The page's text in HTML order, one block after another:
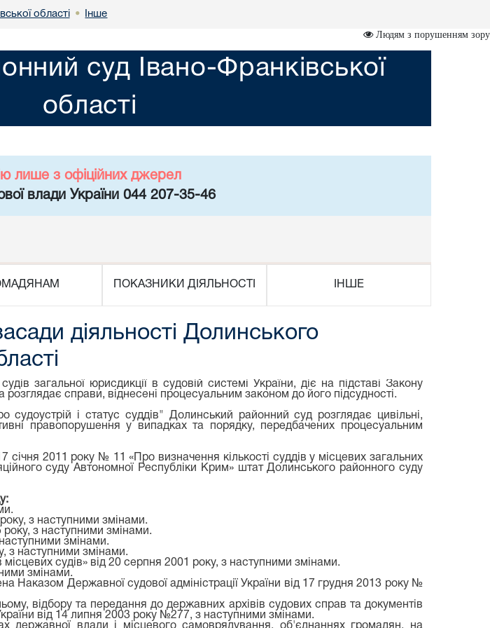
області • Інше
Людям з порушенням зору
суд Івано-Франківської
області
лише з офіційних джерел
влади України 044 207-35-46
ПОКАЗНИКИ ДІЯЛЬНОСТІ ІНШЕ
діяльності Долинського
загальної юрисдикції в судовій системі України, діє на підставі Закону
справи, віднесені процесуальним законом до його підсудності.
і статус суддів" Долинський районний суд розглядає цивільні,
правопорушення у випадках та порядку, передбачених процесуальним
січня 2011 року № 11 «Про визначення кількості суддів у місцевих загальних
суду Автономної Республіки Крим» штат Долинського районного суду
з наступними змінами.
з наступними змінами.
змінами.
з наступними змінами.
судів» від 20 серпня 2001 року, з наступними змінами.
змінами.
Наказом Державної судової адміністрації України від 17 грудня 2013 року №
відбору та передання до державних архівів судових справ та документів
від 14 липня 2003 року №277, з наступними змінами.
державної влади і місцевого самоврядування, об'єднаннях громадян, на